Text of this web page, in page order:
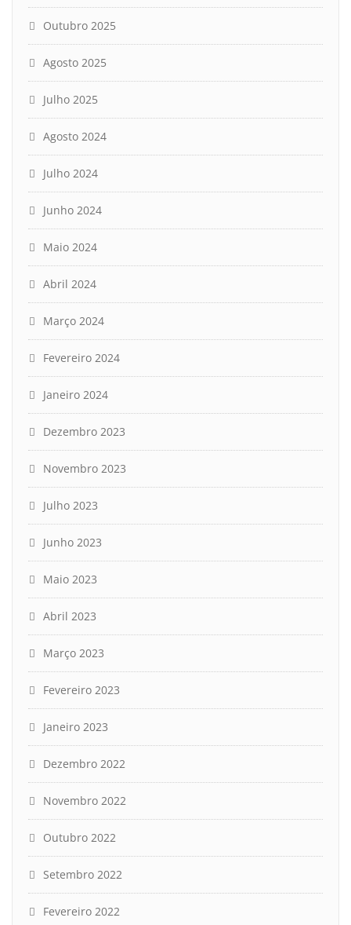
Outubro 2025
Agosto 2025
Julho 2025
Agosto 2024
Julho 2024
Junho 2024
Maio 2024
Abril 2024
Março 2024
Fevereiro 2024
Janeiro 2024
Dezembro 2023
Novembro 2023
Julho 2023
Junho 2023
Maio 2023
Abril 2023
Março 2023
Fevereiro 2023
Janeiro 2023
Dezembro 2022
Novembro 2022
Outubro 2022
Setembro 2022
Fevereiro 2022